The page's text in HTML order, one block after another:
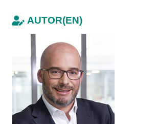
AUTOR(EN)